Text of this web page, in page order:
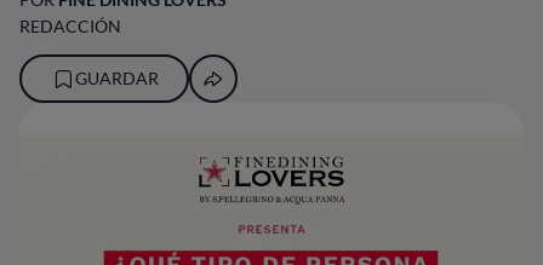
REDACCIÓN
GUARDAR